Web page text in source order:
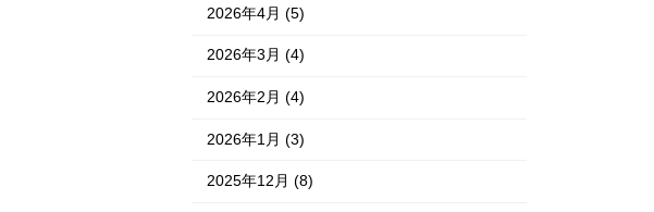
2026年4月 (5)
2026年3月 (4)
2026年2月 (4)
2026年1月 (3)
2025年12月 (8)